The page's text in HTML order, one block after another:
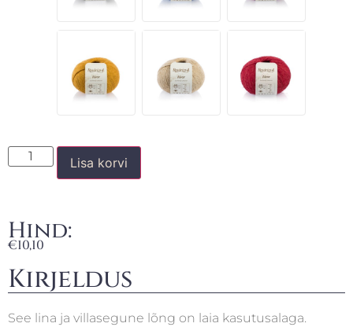
Lisa korvi
Hind:
€10,10
Kirjeldus
See lina ja villasegune lõng on laia kasutusalaga.